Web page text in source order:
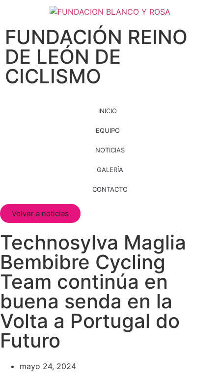
FUNDACIÓN REINO
DE LEÓN DE
CICLISMO
INICIO
EQUIPO
NOTICIAS
GALERÍA
CONTACTO
Volver a noticias
Technosylva Maglia
Bembibre Cycling
Team continúa en
buena senda en la
Volta a Portugal do
Futuro
mayo 24, 2024